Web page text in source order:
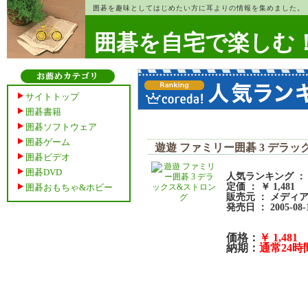
囲碁を趣味としてはじめたい方に耳よりの情報を集めました。
囲碁を自宅で楽しむ
サイトトップ
囲碁書籍
囲碁ソフトウェア
囲碁ゲーム
囲碁ビデオ
囲碁DVD
囲碁おもちゃ&ホビー
遊遊 ファミリー囲碁 3 デラッ
人気ランキング ：
定価 ： ￥ 1,481
販売元 ： メディ
発売日 ： 2005-08-
価格： ￥ 1,481
納期： 通常24時